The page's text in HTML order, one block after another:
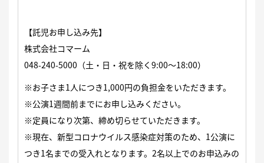
【託児お申し込み先】
株式会社コマーム
048-240-5000 （土・日・祝を除く9:00〜18:00）
※お子さま1人につき1,000円の負担金をいただきます。
※公演1週間前までにお申し込みください。
※定員になり次第、締め切らせていただきます。
※現在、新型コロナウイルス感染症対策のため、1公演に
つき1名までの受入れとなります。2名以上でのお申込みの